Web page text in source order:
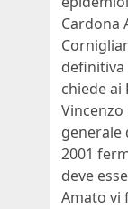
Cardona
definitiva
chiede ai
generale
2001
deve
Amato vi